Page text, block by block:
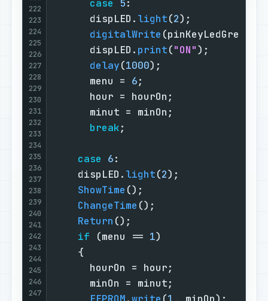
222
223
224
225
226
227
228
229
230
231
232
233
234
235
236
237
238
239
240
241
242
243
244
245
246
247
case 5
      dispLED.
light(2
digitalWrite (pinKeyLedGreen,
      dispLED.
print("ON"
delay(1000
      menu =
6
hour
minut
break
case 6
    dispLED.
light(2
ShowTime
ChangeTime
Return
if (menu == 1
minOn